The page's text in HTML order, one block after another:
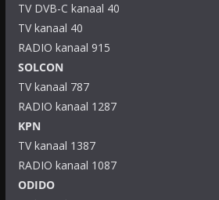
TV DVB-C kanaal 40
TV kanaal 40
RADIO kanaal 915
SOLCON
TV kanaal 787
RADIO kanaal 1287
KPN
TV kanaal 1387
RADIO kanaal 1087
ODIDO